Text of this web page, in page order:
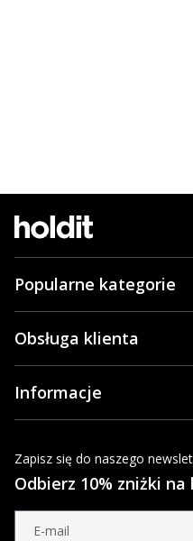
Popularne kategorie
Obsługa klienta
Informacje
Zapisz się do naszego
Odbierz 10% zniżki